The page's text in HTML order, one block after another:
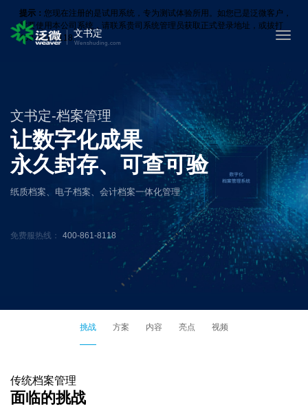
文书定
Wenshuding.com
文书定-档案管理
让数字化成果
永久封存、可查可验
纸质档案、电子档案、会计档案一体化管理
免费服热线： 400-861-8118
挑战 方案 内容 亮点 视频
传统档案管理
面临的挑战
提示： 您现在注册的是试用系统，专为测试体验所用。如您已是泛微客户，
需要使用本公司系统，请联系贵司系统管理员获取正式登录地址，或拔打
400-861-8118.